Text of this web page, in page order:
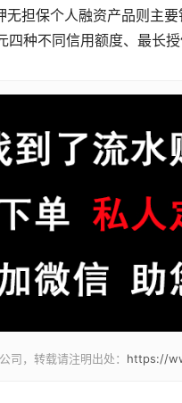
无担保个人融资产品则主
种不同信用额度、最长
司，转载请注明出处： https://